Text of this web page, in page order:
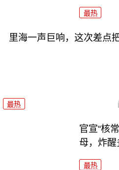
最热
里海一声巨响，这次差点
最热
官宣“核
母，炸醒
最热